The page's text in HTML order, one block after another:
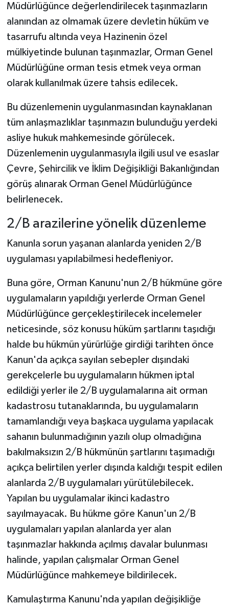
Müdürlüğünce değerlendirilecek taşınmazların
alanından az olmamak üzere devletin hüküm ve
tasarrufu altında veya Hazinenin özel
mülkiyetinde bulunan taşınmazlar, Orman Genel
Müdürlüğüne orman tesis etmek veya orman
olarak kullanılmak üzere tahsis edilecek.
Bu düzenlemenin uygulanmasından kaynaklanan
tüm anlaşmazlıklar taşınmazın bulunduğu yerdeki
asliye hukuk mahkemesinde görülecek.
Düzenlemenin uygulanmasıyla ilgili usul ve esaslar
Çevre, Şehircilik ve İklim Değişikliği Bakanlığından
görüş alınarak Orman Genel Müdürlüğünce
belirlenecek.
2/B arazilerine yönelik düzenleme
Kanunla sorun yaşanan alanlarda yeniden 2/B
uygulaması yapılabilmesi hedefleniyor.
Buna göre, Orman Kanunu'nun 2/B hükmüne göre
uygulamaların yapıldığı yerlerde Orman Genel
Müdürlüğünce gerçekleştirilecek incelemeler
neticesinde, söz konusu hüküm şartlarını taşıdığı
halde bu hükmün yürürlüğe girdiği tarihten önce
Kanun'da açıkça sayılan sebepler dışındaki
gerekçelerle bu uygulamaların hükmen iptal
edildiği yerler ile 2/B uygulamalarına ait orman
kadastrosu tutanaklarında, bu uygulamaların
tamamlandığı veya başkaca uygulama yapılacak
sahanın bulunmadığının yazılı olup olmadığına
bakılmaksızın 2/B hükmünün şartlarını taşımadığı
açıkça belirtilen yerler dışında kaldığı tespit edilen
alanlarda 2/B uygulamaları yürütülebilecek.
Yapılan bu uygulamalar ikinci kadastro
sayılmayacak. Bu hükme göre Kanun'un 2/B
uygulamaları yapılan alanlarda yer alan
taşınmazlar hakkında açılmış davalar bulunması
halinde, yapılan çalışmalar Orman Genel
Müdürlüğünce mahkemeye bildirilecek.
Kamulaştırma Kanunu'nda yapılan değişikliğe